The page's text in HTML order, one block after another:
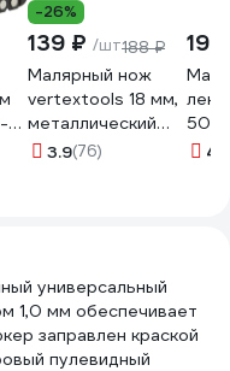
-26%
139 ₽ /шт188 ₽
Малярный нож
vertextools 18 мм,
металлический
0044-18-02
3.9(76)
50
4.5
универсальный
1,0 мм обеспечивает
заправлен краской
пулевидный